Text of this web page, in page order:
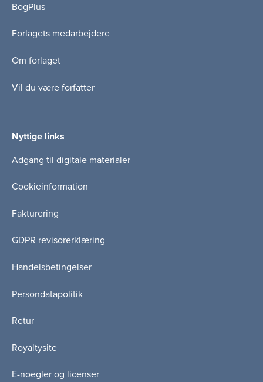
BogPlus
Forlagets medarbejdere
Om forlaget
Vil du være forfatter
Nyttige links
Adgang til digitale materialer
Cookieinformation
Fakturering
GDPR revisorerklæring
Handelsbetingelser
Persondatapolitik
Retur
Royaltysite
E-noegler og licenser